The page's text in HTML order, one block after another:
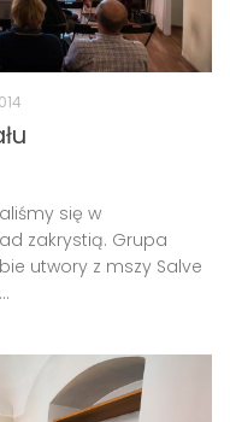
się w
zakrystią. Grupa
utwory z mszy Salve